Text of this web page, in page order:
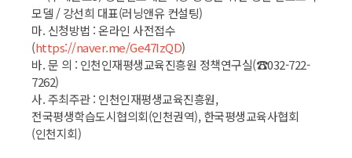
모델 / 강선희 대표(러닝앤유 컨설팅)
마. 신청방법 : 온라인 사전접수
(https://naver.me/Ge47IzQD)
바. 문 의 : 인천인재평생교육진흥원 정책연구실(☎032-722-
7262)
사. 주최주관 : 인천인재평생교육진흥원,
전국평생학습도시협의회(인천권역), 한국평생교육사협회
(인천지회)